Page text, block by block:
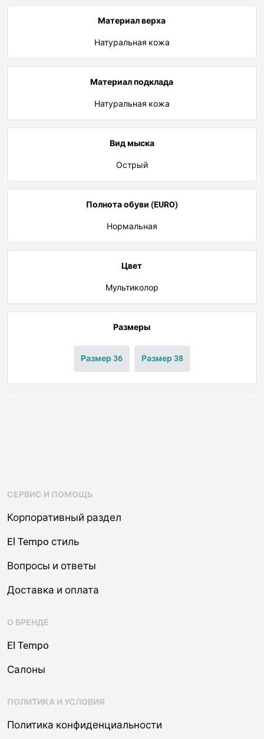
Материал верха
Натуральная кожа
Материал подклада
Натуральная кожа
Вид мыска
Острый
Полнота обуви (EURO)
Нормальная
Цвет
Мультиколор
Размеры
Размер 36 Размер 38
СЕРВИС И ПОМОЩЬ
Корпоративный раздел
El Tempo стиль
Вопросы и ответы
Доставка и оплата
О БРЕНДЕ
El Tempo
Салоны
ПОЛИТИКА И УСЛОВИЯ
Политика конфиденциальности